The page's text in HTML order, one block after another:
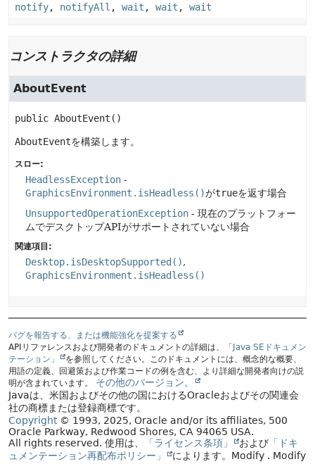
notify, notifyAll , wait , wait , wait
コンストラクタの詳細
AboutEvent
public AboutEvent ()
AboutEventを構築します。
スロー:
HeadlessException -
GraphicsEnvironment.isHeadless()がtrueを返す場合
UnsupportedOperationException - 現在のプラットフォー
ムでデスクトップAPIがサポートされていない場合
関連項目:
Desktop.isDesktopSupported()
GraphicsEnvironment.isHeadless()
バグを報告する、または機能強化を提案する
APIリファレンスおよび開発者のドキュメントの詳細は、
「Java SEドキュメン
テーション」
を参照してください。このドキュメントには、概念的な概要、
用語の定義、回避策および作業コードの例を含む、より詳細な開発者向けの説
明が含まれています。
その他のバージョン。
Javaは、米国およびその他の国におけるOracleおよびその関連会
社の商標または登録商標です。
Copyright© 1993, 2025, Oracle and/or its affiliates, 500
Oracle Parkway, Redwood Shores, CA 94065 USA.
All rights reserved. 使用は、 「ライセンス条項」 および 「ドキ
ュメンテーション再配布ポリシー」
によります。 Modify . Modify